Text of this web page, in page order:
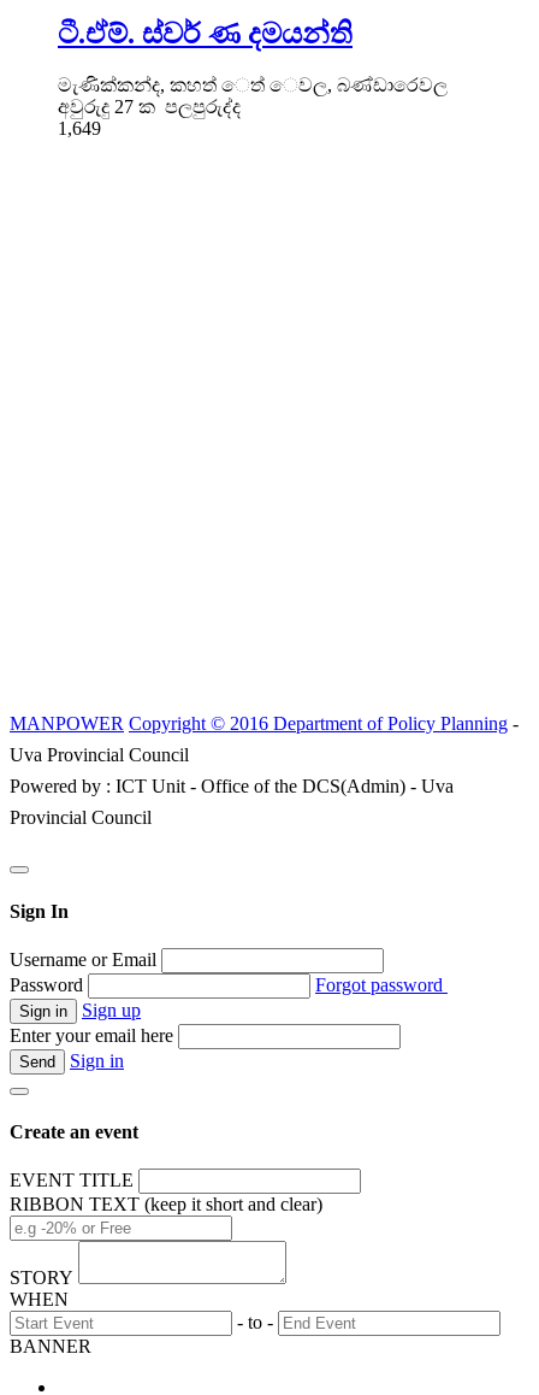
ටී.ඒම්. ස්වර් ණ දමයන්ති
මැණික්කන්ද, කහත් ෙත් ෙවල, බණ්ඩාරෙවල
අවුරුදු 27 ක පලපුරුද්ද
1,649
MANPOWER Copyright © 2016 Department of Policy Planning -
Uva Provincial Council
Powered by : ICT Unit - Office of the DCS(Admin) - Uva
Provincial Council
Sign In
Username or Email
Password
Forgot password
Sign up
Enter your email here
Sign in
Create an event
EVENT TITLE
RIBBON TEXT (keep it short and clear)
STORY
WHEN
- to -
BANNER